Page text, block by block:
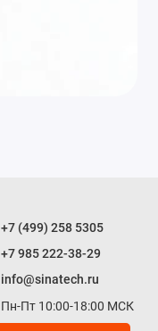
+7 (499) 258 5305
+7 985 222-38-29
info@sinatech.ru
Пн-Пт 10:00-18:00 МСК